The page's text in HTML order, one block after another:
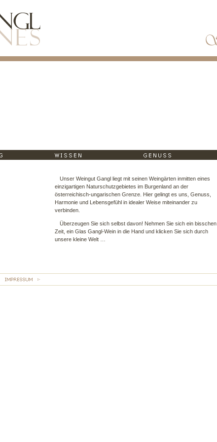
Unser Weingut Gangl liegt mit seinen Weingärten inmitten eines
einzigartigen Naturschutzgebietes im Burgenland an der
österreichisch-ungarischen Grenze. Hier gelingt es uns, Genuss,
Harmonie und Lebensgefühl in idealer Weise miteinander zu
verbinden.
Überzeugen Sie sich selbst davon! Nehmen Sie sich ein bisschen
Zeit, ein Glas Gangl-Wein in die Hand und klicken Sie sich durch
unsere kleine Welt …